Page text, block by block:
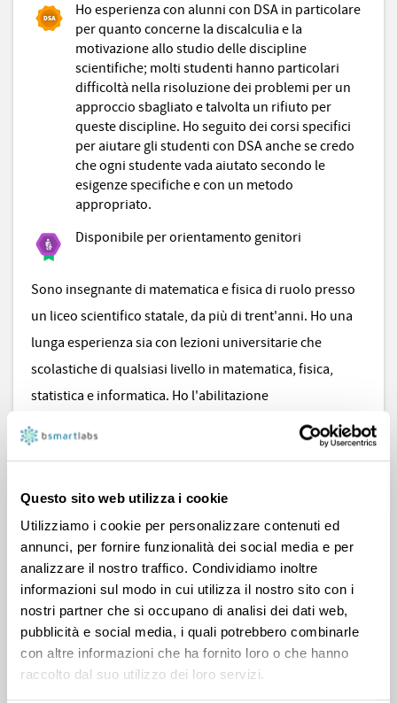
Questo sito web utilizza i cookie
Utilizziamo i cookie per personalizzare contenuti ed
annunci, per fornire funzionalità dei social media e per
analizzare il nostro traffico. Condividiamo inoltre
informazioni sul modo in cui utilizza il nostro sito con i
nostri partner che si occupano di analisi dei dati web,
pubblicità e social media, i quali potrebbero combinarle
con altre informazioni che ha fornito loro o che hanno
raccolto dal suo utilizzo dei loro servizi.
Ho esperienza con alunni con DSA in particolare
per quanto concerne la discalculia e la
motivazione allo studio delle discipline
scientifiche; molti studenti hanno particolari
difficoltà nella risoluzione dei problemi per un
approccio sbagliato e talvolta un rifiuto per
queste discipline. Ho seguito dei corsi specifici
per aiutare gli studenti con DSA anche se credo
che ogni studente vada aiutato secondo le
esigenze specifiche e con un metodo
appropriato.
Disponibile per orientamento genitori
Sono insegnante di matematica e fisica di ruolo presso
un liceo scientifico statale, da più di trent'anni. Ho una
lunga esperienza sia con lezioni universitarie che
scolastiche di qualsiasi livello in matematica, fisica,
statistica e informatica. Ho l'abilitazione
informatica. Collaboro con la piattaforma Bsmart da una
con percorsi prestabiliti dagli stessi con una o più
lezioni fisse settimanali che con pacchetti di lezioni
finalizzate ad una verifica scritta o orale, al superamento
di un esame universitario o semplicemente
all'approfondimento o al recupero di una tematica.